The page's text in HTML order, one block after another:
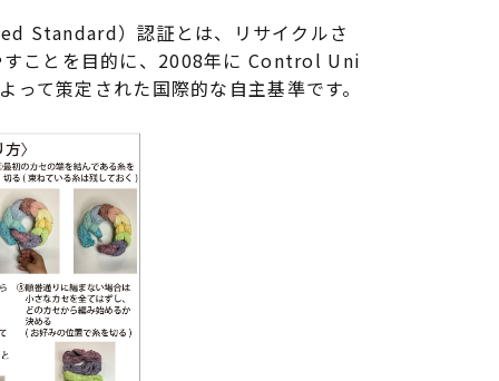
Standard）認証とは、リサイクルさ
すことを目的に、2008年に Control Uni
て策定された国際的な自主基準です。